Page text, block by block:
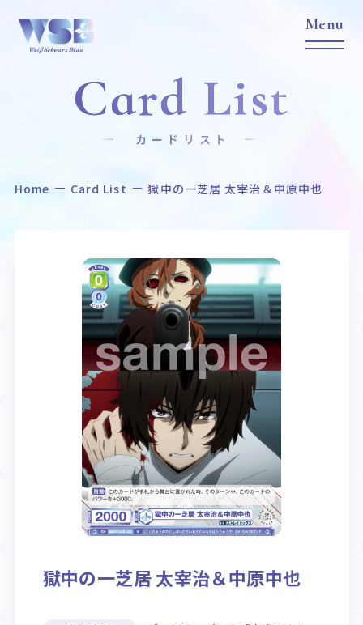
Home News
作品タイトル 商品情報
Event Card List
カードリスト
Rule / Q&A
ルール/Q&A
Deck Recipe
デッキレシピ
Card List
カードリスト
Home Card List 獄中の一芝居 太宰治＆中原中也
獄中の一芝居 太宰治＆中原中也